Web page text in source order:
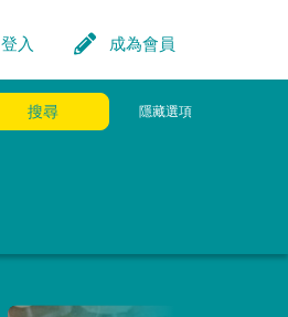
登入 成為會員
搜尋 隱藏選項